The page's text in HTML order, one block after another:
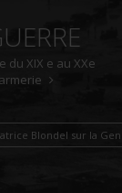
du XIX e au XXe
Blondel sur la